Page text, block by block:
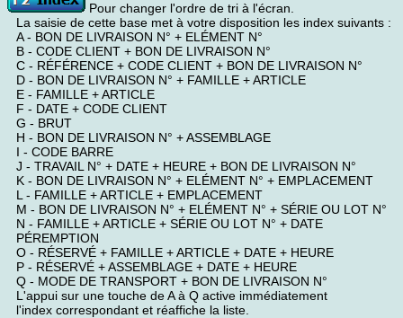
Pour changer l'ordre de tri à l'écran.
La saisie de cette base met à votre disposition les index suivants :
A - BON DE LIVRAISON N° + ELÉMENT N°
B - CODE CLIENT + BON DE LIVRAISON N°
C - RÉFÉRENCE + CODE CLIENT + BON DE LIVRAISON N°
D - BON DE LIVRAISON N° + FAMILLE + ARTICLE
E - FAMILLE + ARTICLE
F - DATE + CODE CLIENT
G - BRUT
H - BON DE LIVRAISON N° + ASSEMBLAGE
I - CODE BARRE
J - TRAVAIL N° + DATE + HEURE + BON DE LIVRAISON N°
K - BON DE LIVRAISON N° + ELÉMENT N° + EMPLACEMENT
L - FAMILLE + ARTICLE + EMPLACEMENT
M - BON DE LIVRAISON N° + ELÉMENT N° + SÉRIE OU LOT N°
N - FAMILLE + ARTICLE + SÉRIE OU LOT N° + DATE
PÉREMPTION
O - RÉSERVÉ + FAMILLE + ARTICLE + DATE + HEURE
P - RÉSERVÉ + ASSEMBLAGE + DATE + HEURE
Q - MODE DE TRANSPORT + BON DE LIVRAISON N°
L'appui sur une touche de A à Q active immédiatement
l'index correspondant et réaffiche la liste.